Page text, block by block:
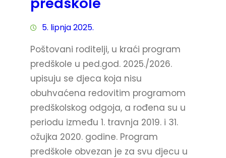
5. lipnja 2025.
Poštovani roditelji, u kraći program
predškole u ped.god. 2025./2026.
upisuju se djeca koja nisu
obuhvaćena redovitim programom
predškolskog odgoja, a rođena su u
periodu između 1. travnja 2019. i 31.
ožujka 2020. godine. Program
predškole obvezan je za svu djecu u